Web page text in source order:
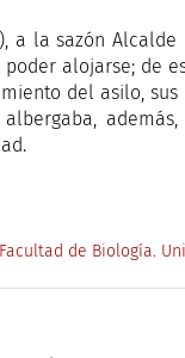
a la sazón
alojarse; de
del asilo, sus
además,
Facultad de Biología.